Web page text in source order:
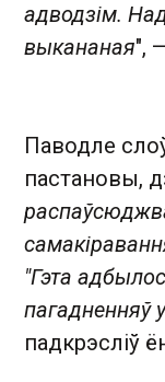
адводзім.
выкананая",
Паводле
пастановы,
"Гэта
пагадненняў
падкрэсліў